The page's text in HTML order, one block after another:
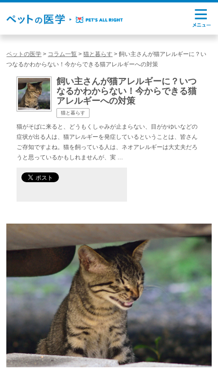
ペットの医学 > コラム一覧 >猫と暮らす >飼い主さんが猫アレルギーに？い
つなるかわからない！今からできる猫アレルギーへの対策
飼い主さんが猫アレルギーに？いつ
なるかわからない！今からできる猫
アレルギーへの対策
猫と暮らす
猫がそばに来ると、どうもくしゃみが止まらない、目がかゆいなどの
症状が出る人は、猫アレルギーを発症しているということは、皆さん
ご存知ですよね。猫を飼っている人は、ネオアレルギーは大丈夫だろ
うと思っているかもしれませんが、実 …